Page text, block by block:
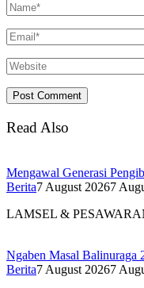
Read Also
Mengawal Generasi
Berita7 August 20267
LAMSEL &
Ngaben Masal Balinuraga
Berita7 August 20267